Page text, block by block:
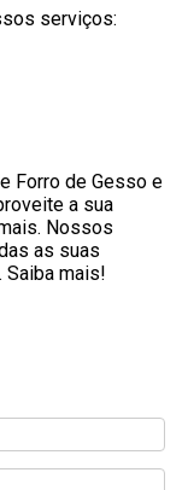
serviços:
Forro de Gesso e
a sua
Nossos
as suas
mais!